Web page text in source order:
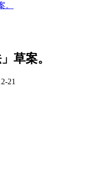
。
草案。
21